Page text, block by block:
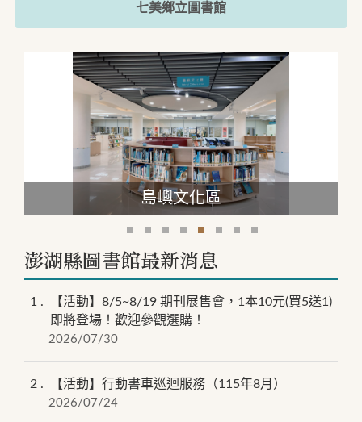
七美鄉立圖書館
島嶼文化區
二樓書庫
澎湖縣圖書館最新消息
1
【活動】8/5~8/19 期刊展售會，1本10元(買5送1)
即將登場！歡迎參觀選購！
2026/07/30
2 【活動】行動書車巡迴服務（115年8月）
2026/07/24